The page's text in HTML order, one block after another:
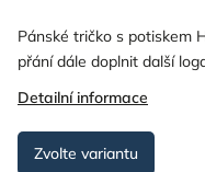
Pánské tričko s potiskem
přání dále doplnit další
Detailní informace
Zvolte variantu